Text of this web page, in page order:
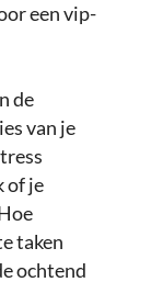
een vip-
de
van je
of je
taken
ochtend